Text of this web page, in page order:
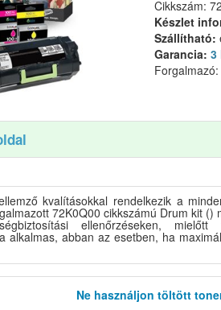
Cikkszám:
Készlet
Szállítható:
Garancia: 3
kvalításokkal rendelkezik a
72K0Q00 cikkszámú Drum kit ()
ellenőrzéseken,
alkalmas, abban az esetben, ha
Ne használjon töltött